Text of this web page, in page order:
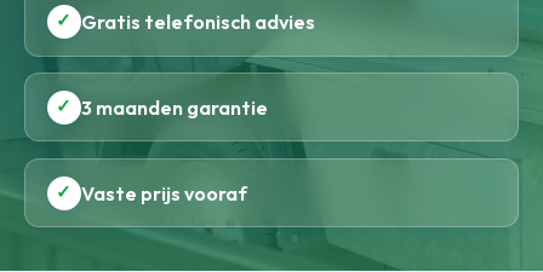
✓ Gratis telefonisch advies
✓ 3 maanden garantie
✓ Vaste prijs vooraf